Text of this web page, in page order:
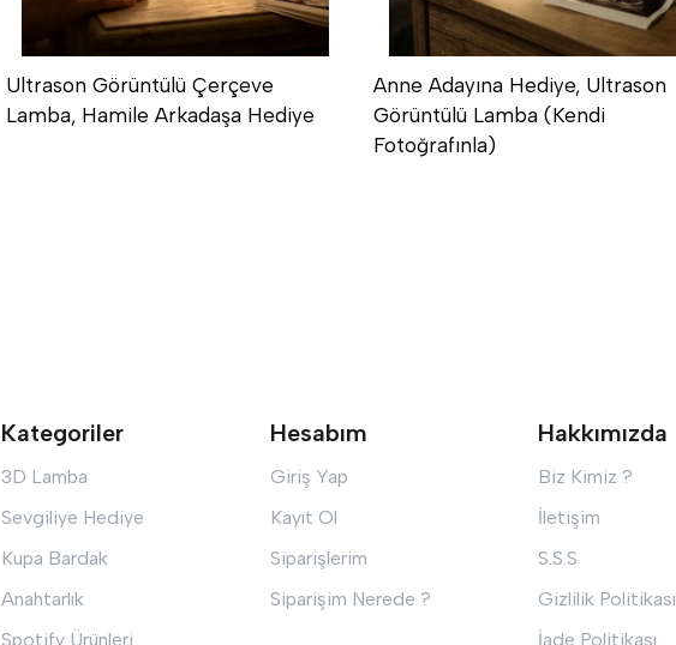
Ultrason Görüntülü Çerçeve
Lamba, Hamile Arkadaşa Hediye
Anne Adayına Hediye, Ultrason
Görüntülü Lamba (Kendi
Fotoğrafınla)
Kategoriler
3D Lamba
Sevgiliye Hediye
Kupa Bardak
Anahtarlık
Spotify Ürünleri
Hesabım
Giriş Yap
Kayıt Ol
Siparişlerim
Siparişim Nerede ?
Hakkımızda
Biz Kimiz ?
İletişim
S.S.S
Gizlilik Politikası
İade Politikası